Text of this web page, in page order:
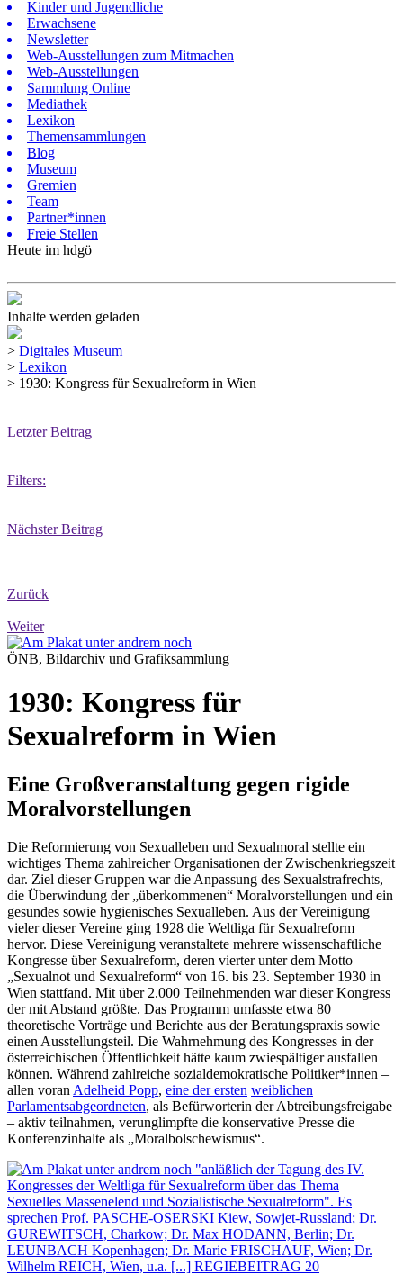
Kinder und Jugendliche
Erwachsene
Newsletter
Web-Ausstellungen zum Mitmachen
Web-Ausstellungen
Sammlung Online
Mediathek
Lexikon
Themensammlungen
Blog
Museum
Gremien
Team
Partner*innen
Freie Stellen
Heute im hdgö
Inhalte werden geladen
> Digitales Museum
> Lexikon
> 1930: Kongress für Sexualreform in Wien
Letzter Beitrag
Filters:
Nächster Beitrag
Zurück
Weiter
ÖNB, Bildarchiv und Grafiksammlung
1930: Kongress für
Sexualreform in Wien
Eine Großveranstaltung gegen rigide
Moralvorstellungen
Die Reformierung von Sexualleben und Sexualmoral stellte ein
wichtiges Thema zahlreicher Organisationen der Zwischenkriegszeit
dar. Ziel dieser Gruppen war die Anpassung des Sexualstrafrechts,
die Überwindung der „überkommenen“ Moralvorstellungen und ein
gesundes sowie hygienisches Sexualleben. Aus der Vereinigung
vieler dieser Vereine ging 1928 die Weltliga für Sexualreform
hervor. Diese Vereinigung veranstaltete mehrere wissenschaftliche
Kongresse über Sexualreform, deren vierter unter dem Motto
„Sexualnot und Sexualreform“ von 16. bis 23. September 1930 in
Wien stattfand. Mit über 2.000 Teilnehmenden war dieser Kongress
der mit Abstand größte. Das Programm umfasste etwa 80
theoretische Vorträge und Berichte aus der Beratungspraxis sowie
einen Ausstellungsteil. Die Wahrnehmung des Kongresses in der
österreichischen Öffentlichkeit hätte kaum zwiespältiger ausfallen
können. Während zahlreiche sozialdemokratische Politiker*innen –
allen voran Adelheid Popp, eine der ersten weiblichen
Parlamentsabgeordneten, als Befürworterin der Abtreibungsfreigabe
– aktiv teilnahmen, verunglimpfte die konservative Presse die
Konferenzinhalte als „Moralbolschewismus“.